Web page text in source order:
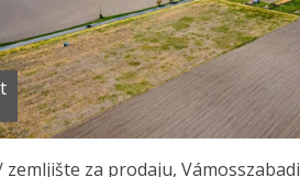
zemljište za prodaju, Vámosszabadi